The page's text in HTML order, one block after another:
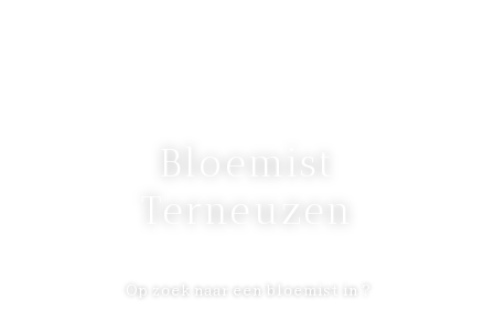
Op zoek naar een bloemist in ?